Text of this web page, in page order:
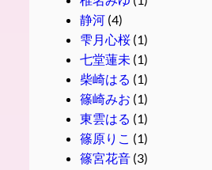
静河(4)
雫月心桜(1)
七堂蓮未 (1)
柴崎はる (1)
篠崎みお (1)
東雲はる (1)
篠原りこ (1)
篠宮花音(3)